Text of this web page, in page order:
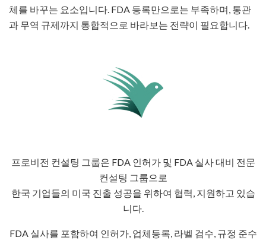
체를 바꾸는 요소입니다. FDA 등록만으로는 부족하며, 통관
과 무역 규제까지 통합적으로 바라보는 전략이 필요합니다.
프로비전 컨설팅 그룹은 FDA 인허가 및 FDA 실사 대비 전문
컨설팅 그룹으로
한국 기업들의 미국 진출 성공을 위하여 협력, 지원하고 있습
니다.​
FDA 실사를 포함하여 인허가, 업체등록, 라벨 검수, 규정 준수